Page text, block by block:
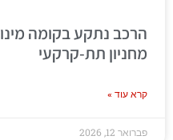
מחניון תת-קרקעי
קרא עוד »
פברואר 12, 2026